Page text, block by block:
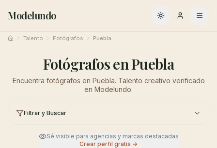
Modelundo Cambiar a oscuro
Inicio Talento Fotógrafos Puebla
Fotógrafos en Puebla
Encuentra fotógrafos en Puebla. Talento creativo verificado
en Modelundo.
Filtrar y Buscar
Sé visible para agencias y marcas destacadas
Crear perfil gratis →